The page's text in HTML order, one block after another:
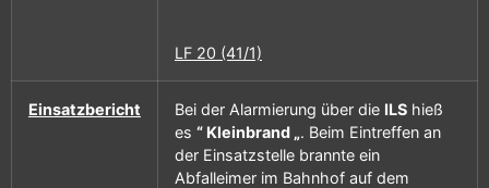
LF 20 (41/1)
Einsatzbericht Bei der Alarmierung über die ILS hieß
es “ Kleinbrand „. Beim Eintreffen an
der Einsatzstelle brannte ein
Abfalleimer im Bahnhof auf dem